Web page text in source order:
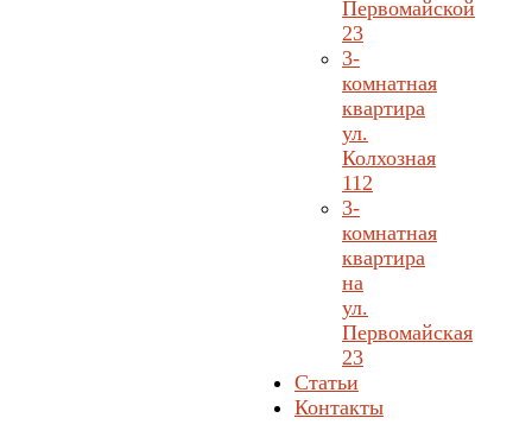
Первомайской
23
3-
комнатная
квартира
ул.
Колхозная
112
3-
комнатная
квартира
на
ул.
Первомайская
23
Статьи
Контакты